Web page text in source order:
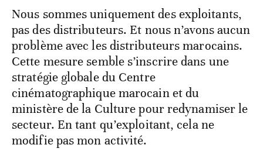
Nous sommes uniquement des exploitants,
pas des distributeurs. Et nous n’avons aucun
problème avec les distributeurs marocains.
Cette mesure semble s’inscrire dans une
stratégie globale du Centre
cinématographique marocain et du
ministère de la Culture pour redynamiser le
secteur. En tant qu’exploitant, cela ne
modifie pas mon activité.